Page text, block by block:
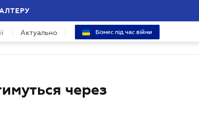
Актуально Бізнес під час війни
через